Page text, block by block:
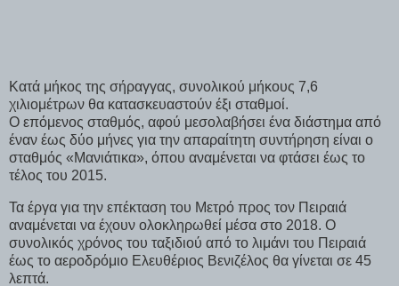
Κατά μήκος της σήραγγας, συνολικού μήκους 7,6
χιλιομέτρων θα κατασκευαστούν έξι σταθμοί.
Ο επόμενος σταθμός, αφού μεσολαβήσει ένα διάστημα από
έναν έως δύο μήνες για την απαραίτητη συντήρηση είναι ο
σταθμός «Μανιάτικα», όπου αναμένεται να φτάσει έως το
τέλος του 2015.
Τα έργα για την επέκταση του Μετρό προς τον Πειραιά
αναμένεται να έχουν ολοκληρωθεί μέσα στο 2018. Ο
συνολικός χρόνος του ταξιδιού από το λιμάνι του Πειραιά
έως το αεροδρόμιο Ελευθέριος Βενιζέλος θα γίνεται σε 45
λεπτά.